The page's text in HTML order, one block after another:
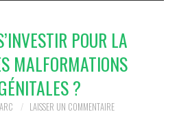
POUR LA
MALFORMATIONS
?
LAISSER UN COMMENTAIRE